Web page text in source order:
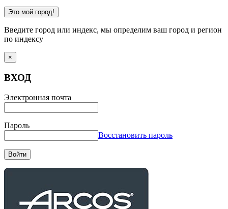
Это мой город!
Введите город или индекс, мы определим ваш город и регион
по индексу
×
ВХОД
Электронная почта
Пароль
Восстановить пароль
Войти